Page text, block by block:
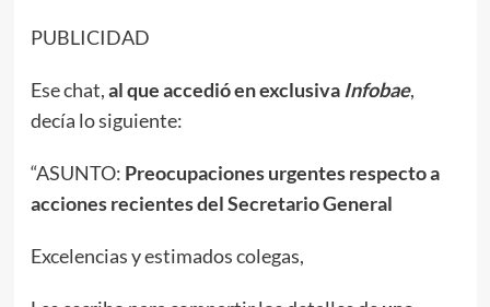
PUBLICIDAD
Ese chat,al que accedió en exclusiva Infobae,
decía lo siguiente:
“ASUNTO: Preocupaciones urgentes respecto a
acciones recientes del Secretario General
Excelencias y estimados colegas,